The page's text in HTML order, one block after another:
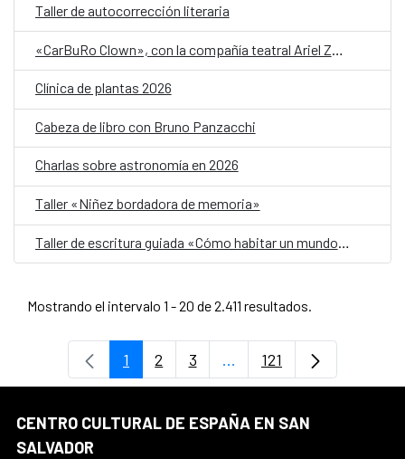
Taller de autocorrección literaria
Clínica de plantas 2026
Cabeza de libro con Bruno Panzacchi
Charlas sobre astronomía en 2026
Taller «Niñez bordadora de memoria»
Mostrando el intervalo 1 - 20 de 2.411 resultados.
Página
1 Página
2 Página
3 ...Páginas intermedias Use
Página
121
CENTRO CULTURAL DE ESPAÑA EN SAN
SALVADOR